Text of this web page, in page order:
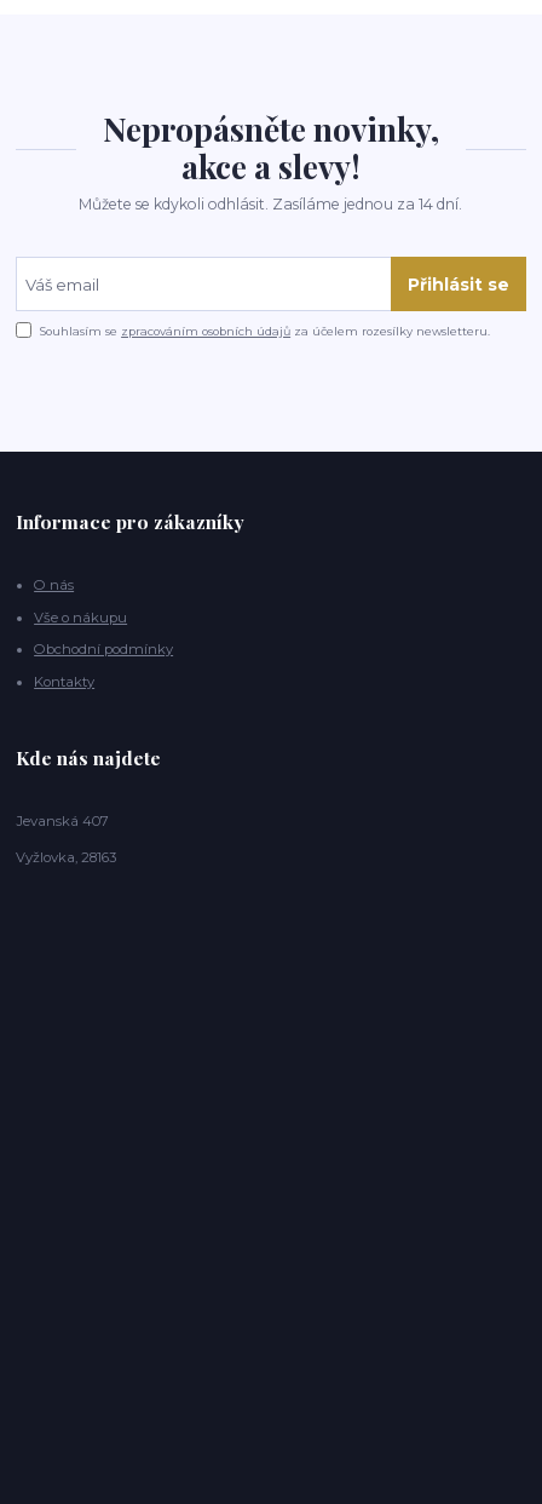
Nepropásněte novinky,
akce a slevy!
Můžete se kdykoli odhlásit. Zasíláme jednou za 14 dní.
Přihlásit se
Souhlasím se zpracováním osobních údajů za účelem rozesílky newsletteru.
Informace pro zákazníky
O nás
Vše o nákupu
Obchodní podmínky
Kontakty
Kde nás najdete
Jevanská 407
Vyžlovka, 28163